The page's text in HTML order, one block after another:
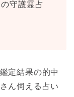
守護霊占
定結果の的中
ん伺える占い